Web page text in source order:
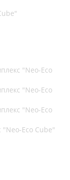
Eco Cube"